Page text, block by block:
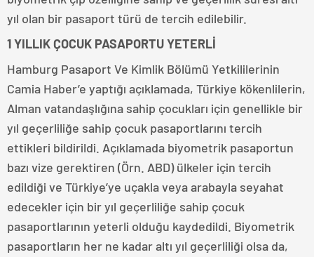
yıl olan bir pasaport türü de tercih edilebilir.
1 YILLIK ÇOCUK PASAPORTU YETERLİ
Hamburg Pasaport Ve Kimlik Bölümü Yetkililerinin
Camia Haber’e yaptığı açıklamada, Türkiye kökenlilerin,
Alman vatandaşlığına sahip çocukları için genellikle bir
yıl geçerliliğe sahip çocuk pasaportlarını tercih
ettikleri bildirildi. Açıklamada biyometrik pasaportun
bazı vize gerektiren (Örn. ABD) ülkeler için tercih
edildiği ve Türkiye’ye uçakla veya arabayla seyahat
edecekler için bir yıl geçerliliğe sahip çocuk
pasaportlarının yeterli olduğu kaydedildi. Biyometrik
pasaportların her ne kadar altı yıl geçerliliği olsa da,